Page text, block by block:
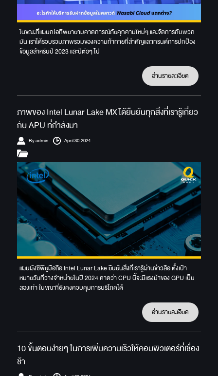
ในขณะที่แผนกไอทีพยายามคาดการณ์ภัยคุกคามใหม่ๆ และจัดการกับพวก
มัน เราได้รวบรวมภาพรวมของความท้าทายที่สำคัญและเทรนด์การปกป้อง
ข้อมูลสำหรับปี 2023 และปีต่อๆ ไป
อ่านรายละเอียด
ภาพของ Intel Lunar Lake MX ได้ยืนยันทุกสิ่งที่เรารู้เกี่ยว
กับ APU ที่กำลังมา
By admin April 30,2024
แผนผังซีพียูมือถือ Intel Lunar Lake ยืนยันสิ่งที่เรารู้ผ่านข่าวลือ ตั้งเป้า
หมายวันที่วางจำหน่ายในปี 2024 คาดว่า CPU นี้จะมีแรงม้าของ GPU เป็น
สองเท่า ในขณะที่ยังคงควบคุมการบริโภคได้
อ่านรายละเอียด
10 ขั้นตอนง่ายๆ ในการเพิ่มความเร็วให้คอมพิวเตอร์ที่เชื่อง
ช้า